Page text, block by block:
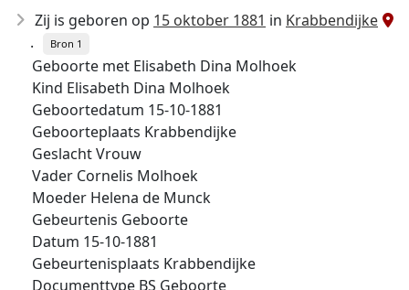
Zij is geboren op 15 oktober 1881 in Krabbendijke
.
Bron 1
Geboorte met Elisabeth Dina Molhoek
Kind Elisabeth Dina Molhoek
Geboortedatum 15-10-1881
Geboorteplaats Krabbendijke
Geslacht Vrouw
Vader Cornelis Molhoek
Moeder Helena de Munck
Gebeurtenis Geboorte
Datum 15-10-1881
Gebeurtenisplaats Krabbendijke
Documenttype BS Geboorte